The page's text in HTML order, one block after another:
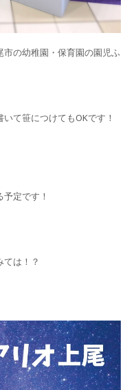
の幼稚園・保育園の園児ふ
て笹につけてもOKです！
定です！
は！？